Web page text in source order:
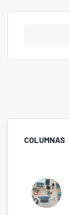
COLUMNAS